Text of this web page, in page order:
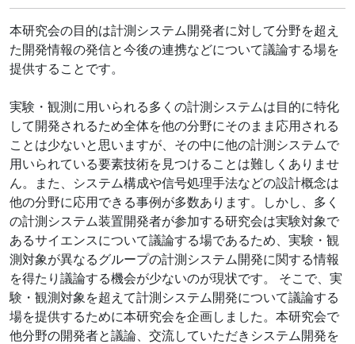
本研究会の目的は計測システム開発者に対して分野を超え
た開発情報の発信と今後の連携などについて議論する場を
提供することです。
実験・観測に用いられる多くの計測システムは目的に特化
して開発されるため全体を他の分野にそのまま応用される
ことは少ないと思いますが、その中に他の計測システムで
用いられている要素技術を見つけることは難しくありませ
ん。また、システム構成や信号処理手法などの設計概念は
他の分野に応用できる事例が多数あります。しかし、多く
の計測システム装置開発者が参加する研究会は実験対象で
あるサイエンスについて議論する場であるため、実験・観
測対象が異なるグループの計測システム開発に関する情報
を得たり議論する機会が少ないのが現状です。 そこで、実
験・観測対象を超えて計測システム開発について議論する
場を提供するために本研究会を企画しました。本研究会で
他分野の開発者と議論、交流していただきシステム開発を